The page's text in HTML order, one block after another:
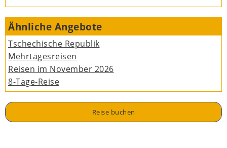
Ähnliche Angebote
Tschechische Republik
Mehrtagesreisen
Reisen im November 2026
8-Tage-Reise